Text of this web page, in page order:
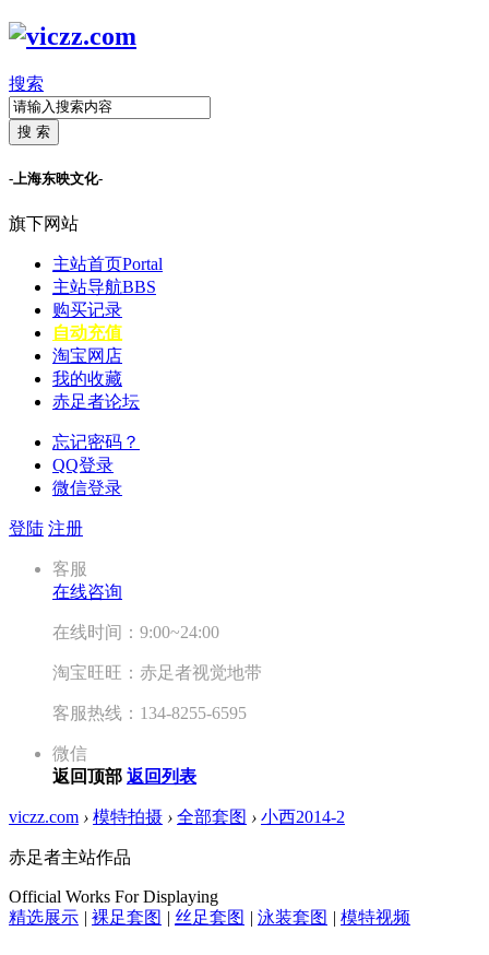
搜索
搜 索
-上海东映文化-
旗下网站
主站首页Portal
主站导航BBS
购买记录
自动充值
淘宝网店
我的收藏
赤足者论坛
忘记密码？
QQ登录
微信登录
登陆 注册
客服
在线咨询
在线时间：9:00~24:00
淘宝旺旺：赤足者视觉地带
客服热线：134-8255-6595
微信
返回顶部 返回列表
viczz.com › 模特拍摄 › 全部套图 › 小西2014-2
赤足者主站作品
Official Works For Displaying
精选展示 | 裸足套图 | 丝足套图 | 泳装套图 | 模特视频